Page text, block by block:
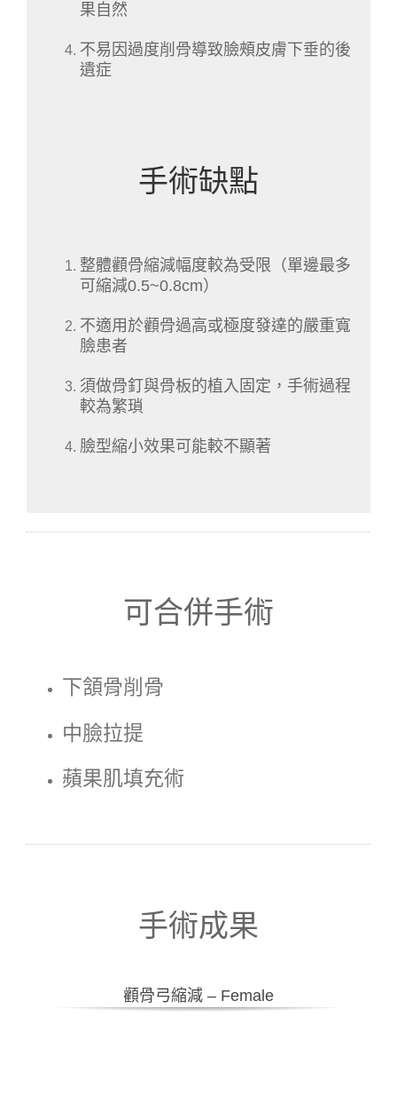
果自然
不易因過度削骨導致臉頰皮膚下垂的後
遺症
手術缺點
整體顴骨縮減幅度較為受限（單邊最多
可縮減0.5~0.8cm）
不適用於顴骨過高或極度發達的嚴重寬
臉患者
須做骨釘與骨板的植入固定，手術過程
較為繁瑣
臉型縮小效果可能較不顯著
可合併手術
下頷骨削骨
中臉拉提
蘋果肌填充術
手術成果
顴骨弓縮減 – Female